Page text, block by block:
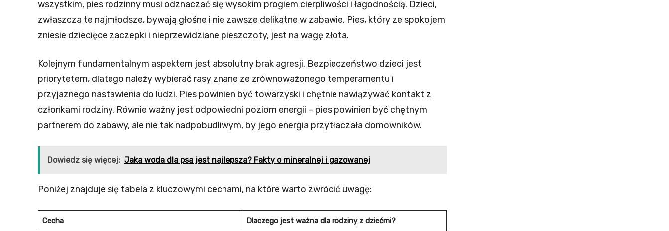
wszystkim, pies rodzinny musi odznaczać się wysokim progiem cierpliwości i łagodnością. Dzieci,
zwłaszcza te najmłodsze, bywają głośne i nie zawsze delikatne w zabawie. Pies, który ze spokojem
zniesie dziecięce zaczepki i nieprzewidziane pieszczoty, jest na wagę złota.
Kolejnym fundamentalnym aspektem jest absolutny brak agresji. Bezpieczeństwo dzieci jest
priorytetem, dlatego należy wybierać rasy znane ze zrównoważonego temperamentu i
przyjaznego nastawienia do ludzi. Pies powinien być towarzyski i chętnie nawiązywać kontakt z
członkami rodziny. Równie ważny jest odpowiedni poziom energii – pies powinien być chętnym
partnerem do zabawy, ale nie tak nadpobudliwym, by jego energia przytłaczała domowników.
Dowiedz się więcej: Jaka woda dla psa jest najlepsza? Fakty o mineralnej i gazowanej
Poniżej znajduje się tabela z kluczowymi cechami, na które warto zwrócić uwagę:
Cecha Dlaczego jest ważna dla rodziny z dziećmi?